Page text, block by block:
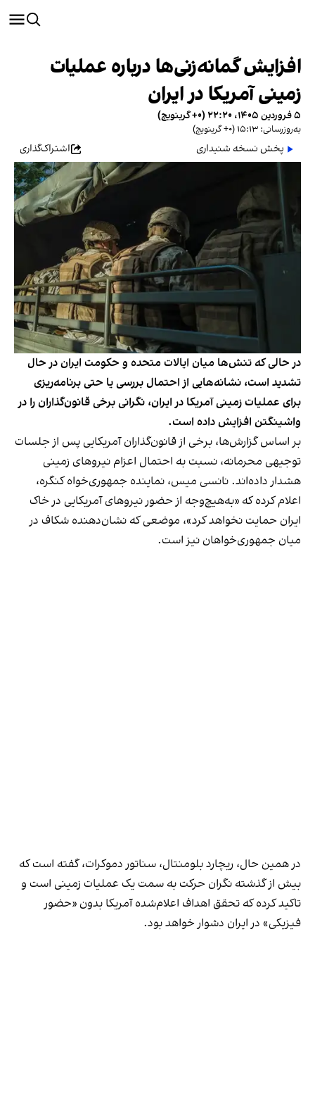
افزایش گمانه‌زنی‌ها درباره عملیات
زمینی آمریکا در ایران
۵ فروردین ۱۴۰۵، ۲۲:۲۰ (‎+۰ گرینویچ)
به‌روزرسانی: ۱۵:۱۳ (‎+۰ گرینویچ)
پخش نسخه شنیداری اشتراک‌گذاری
در حالی که تنش‌ها میان ایالات متحده و حکومت ایران در حال
تشدید است، نشانه‌هایی از احتمال بررسی یا حتی برنامه‌ریزی
برای عملیات زمینی آمریکا در ایران، نگرانی‌ برخی قانون‌گذاران را در
واشینگتن افزایش داده است.
بر اساس گزارش‌ها، برخی از قانون‌گذاران آمریکایی پس از جلسات
توجیهی محرمانه، نسبت به احتمال اعزام نیروهای زمینی
هشدار داده‌اند. نانسی میس، نماینده جمهوری‌خواه کنگره،
اعلام کرده که «به‌هیچ‌وجه از حضور نیروهای آمریکایی در خاک
ایران حمایت نخواهد کرد»، موضعی که نشان‌دهنده شکاف در
میان جمهوری‌خواهان نیز است.
در همین حال، ریچارد بلومنتال، سناتور دموکرات، گفته است که
بیش از گذشته نگران حرکت به سمت یک عملیات زمینی است و
تاکید کرده که تحقق اهداف اعلام‌شده آمریکا بدون «حضور
فیزیکی» در ایران دشوار خواهد بود.